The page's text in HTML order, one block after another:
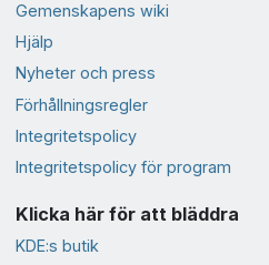
Gemenskapens wiki
Hjälp
Nyheter och press
Förhållningsregler
Integritetspolicy
Integritetspolicy för program
Klicka här för att bläddra
KDE:s butik